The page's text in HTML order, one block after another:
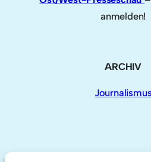
anmelden!
ARCHIV